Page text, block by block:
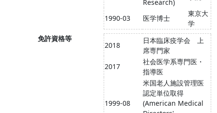
Research)
1990-03 医学博士
東京大
学
免許資格等
2018
日本臨床疫学会 上
席専門家
2017
社会医学系専門医・
指導医
1999-08
米国老人施設管理医
認定単位取得
(American Medical